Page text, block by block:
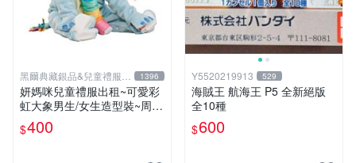
黑爾典藏銀品&兒童禮服出
租
1396
妍媽咪兒童禮服出租~可愛彩
虹大象男生/女生造型裝~周歲
寫真造型生日派對
$400
Y5520219913 529
海賊王 航海王 P5 全新絕版
全10種
$600